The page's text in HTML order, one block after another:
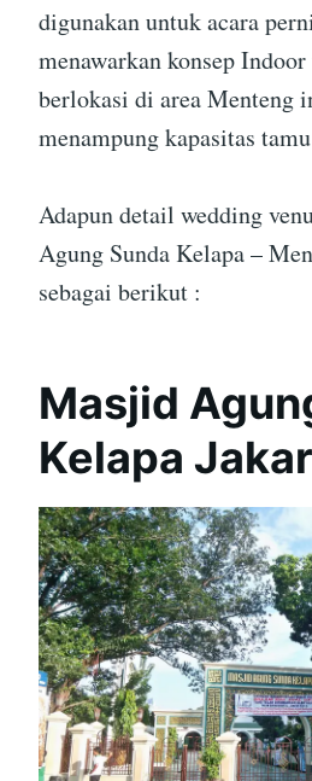
digunakan untuk acara
menawarkan konsep Indoor
berlokasi di area Menteng
menampung kapasitas
Adapun detail wedding
Agung Sunda Kelapa –
sebagai berikut :
Masjid
Kelapa